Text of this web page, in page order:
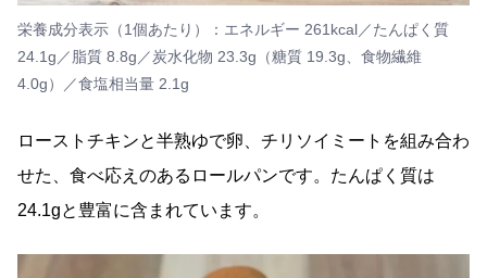
栄養成分表示（1個あたり）：エネルギー 261kcal／たんぱく質
24.1g／脂質 8.8g／炭水化物 23.3g（糖質 19.3g、食物繊維
4.0g）／食塩相当量 2.1g
ローストチキンと半熟ゆで卵、チリソイミートを組み合わ
せた、食べ応えのあるロールパンです。たんぱく質は
24.1gと豊富に含まれています。